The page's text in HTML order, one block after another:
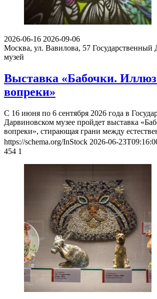
2026-06-16 2026-09-06
Москва, ул. Вавилова, 57 Государственный
музей
Выставка «Бабочки.
вопреки»
С 16 июня по 6 сентября 2026 года в
Дарвиновском музее пройдет выставка
вопреки», стирающая грани между
https://schema.org/InStock 2026-06-
454 1